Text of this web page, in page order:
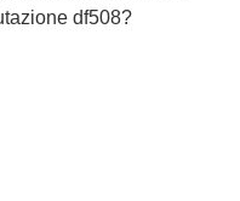
df508?